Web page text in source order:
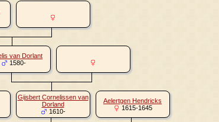
van Dorlant
1580-
Gijsbert Cornelissen van
Dorland
1610-
Aelertgen Hendricks
1615-1645